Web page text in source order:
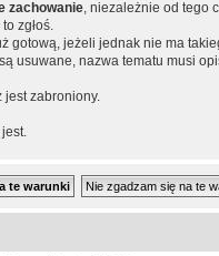
zachowanie, niezależnie od tego
zgłoś.
gotową, jeżeli jednak nie ma
nazwa tematu musi
jest zabroniony.